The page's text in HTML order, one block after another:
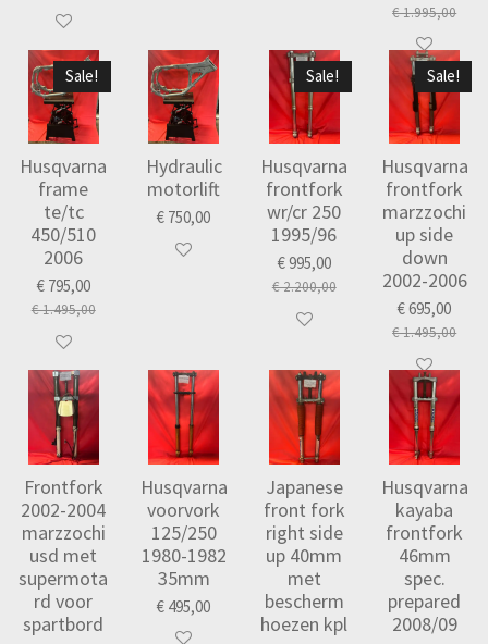
€ 1.995,00
Sale!
Husqvarna
frame
te/tc
450/510
2006
€ 795,00
€ 1.495,00
Hydraulic
motorlift
€ 750,00
Sale!
Husqvarna
frontfork
wr/cr 250
1995/96
€ 995,00
€ 2.200,00
Sale!
Husqvarna
frontfork
marzzochi
up side
down
2002-2006
€ 695,00
€ 1.495,00
Frontfork
2002-2004
marzzochi
usd met
supermota
rd voor
spartbord
Husqvarna
voorvork
125/250
1980-1982
35mm
€ 495,00
Japanese
front fork
right side
up 40mm
met
bescherm
hoezen kpl
Husqvarna
kayaba
frontfork
46mm
spec.
prepared
2008/09